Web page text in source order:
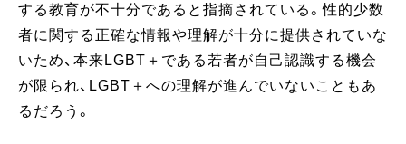
する教育が不十分であると指摘されている。性的少数
者に関する正確な情報や理解が十分に提供されていな
いため、本来LGBT＋である若者が自己認識する機会
が限られ、LGBT＋への理解が進んでいないこともあ
るだろう。